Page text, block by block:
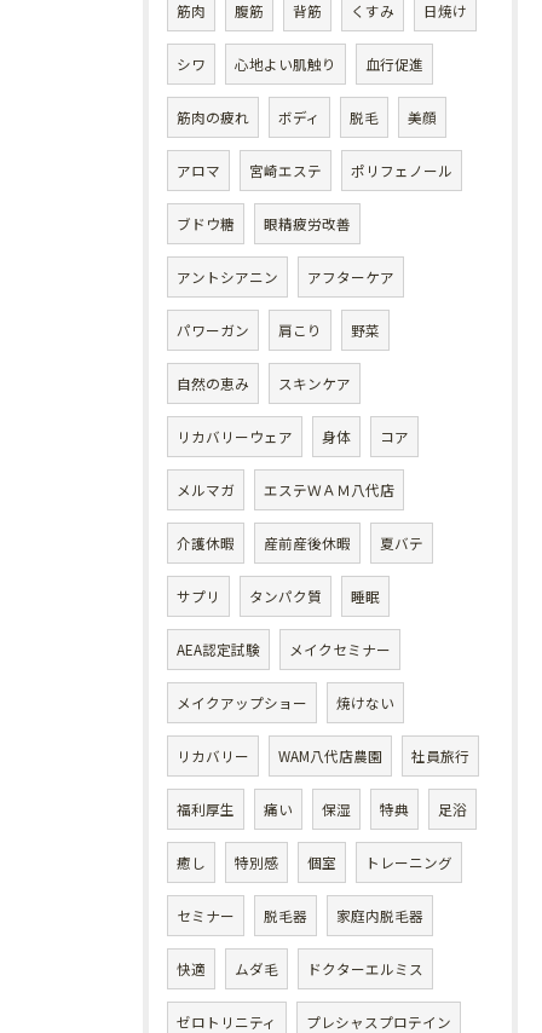
筋肉 腹筋 背筋 くすみ 日焼け
シワ 心地よい肌触り 血行促進
筋肉の疲れ ボディ 脱毛 美顔
アロマ 宮崎エステ ポリフェノール
ブドウ糖 眼精疲労改善
アントシアニン アフターケア
パワーガン 肩こり 野菜
自然の恵み スキンケア
リカバリーウェア 身体 コア
メルマガ エステＷＡＭ八代店
介護休暇 産前産後休暇 夏バテ
サプリ タンパク質 睡眠
AEA認定試験 メイクセミナー
メイクアップショー 焼けない
リカバリー WAM八代店農園 社員旅行
福利厚生 痛い 保湿 特典 足浴
癒し 特別感 個室 トレーニング
セミナー 脱毛器 家庭内脱毛器
快適 ムダ毛 ドクターエルミス
ゼロトリニティ プレシャスプロテイン